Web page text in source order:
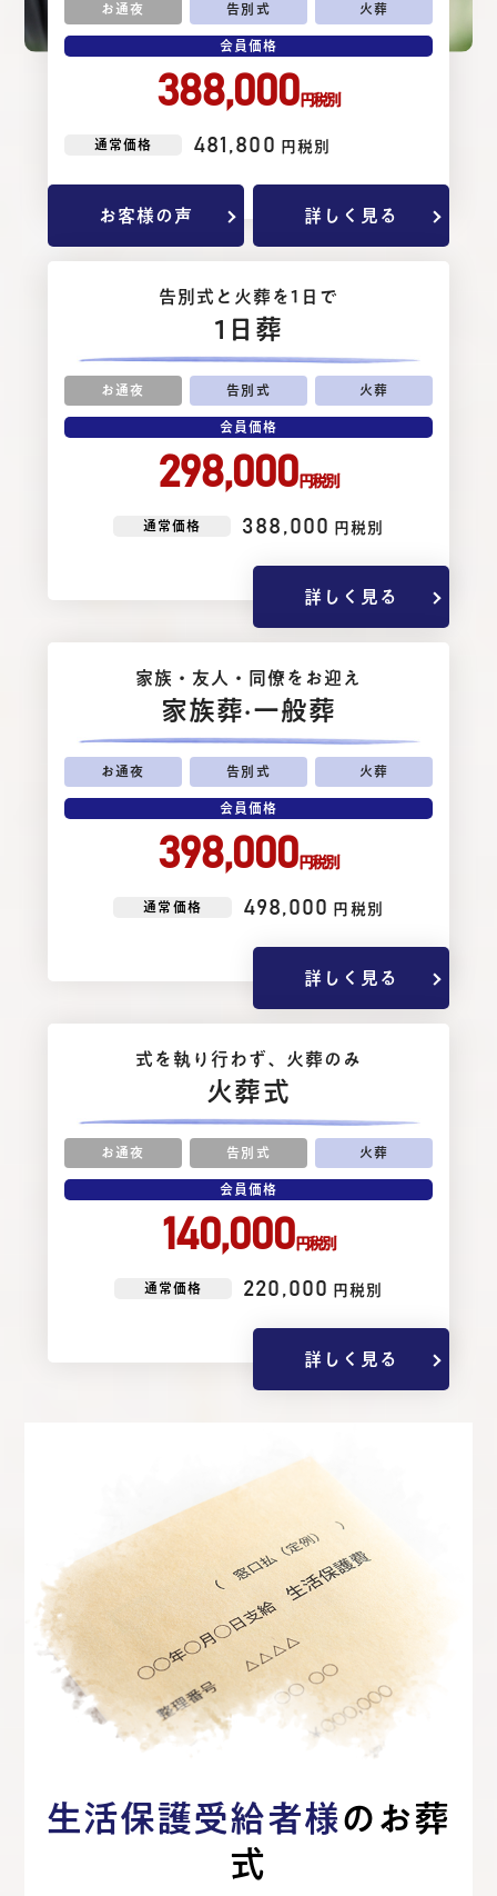
お通夜 告別式 火葬
会員価格
388,000円税別
通常価格 481,800 円税別
お客様の声 詳しく見る
告別式と⽕葬を1⽇で
1日葬
お通夜 告別式 火葬
会員価格
298,000円税別
通常価格 388,000 円税別
詳しく見る
家族・友⼈・同僚をお迎え
家族葬·一般葬
お通夜 告別式 火葬
会員価格
398,000円税別
通常価格 498,000 円税別
詳しく見る
式を執り⾏わず、⽕葬のみ
火葬式
お通夜 告別式 火葬
会員価格
140,000円税別
通常価格 220,000 円税別
詳しく見る
生活保護受給者様のお葬
式